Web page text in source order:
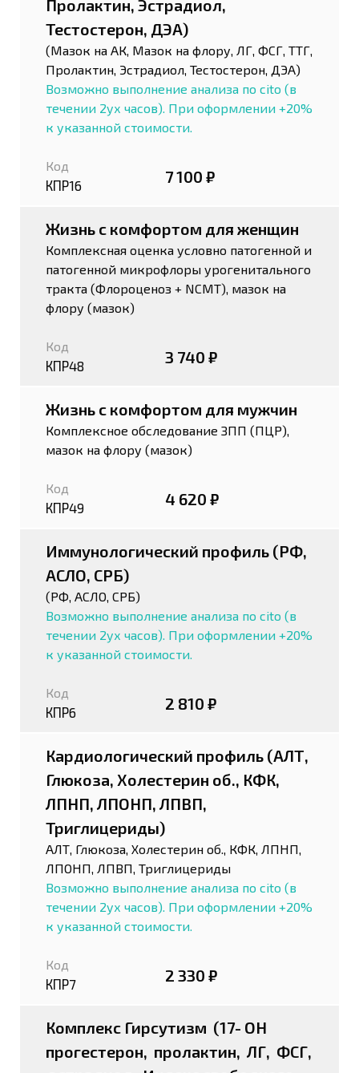
Пролактин, Эстрадиол,
Тестостерон, ДЭА)
(Мазок на АК, Мазок на флору, ЛГ, ФСГ, ТТГ,
Пролактин, Эстрадиол, Тестостерон, ДЭА)
Возможно выполнение анализа по cito (в
течении 2ух часов). При оформлении +20%
к указанной стоимости.
Код
КПР16 7 100 ₽
Жизнь с комфортом для женщин
Комплексная оценка условно патогенной и
патогенной микрофлоры урогенитального
тракта (Флороценоз + NCMT), мазок на
флору (мазок)
Код
КПР48 3 740 ₽
Жизнь с комфортом для мужчин
Комплексное обследование ЗПП (ПЦР),
мазок на флору (мазок)
Код
КПР49 4 620 ₽
Иммунологический профиль (РФ,
АСЛО, СРБ)
(РФ, АСЛО, СРБ)
Возможно выполнение анализа по cito (в
течении 2ух часов). При оформлении +20%
к указанной стоимости.
Код
КПР6 2 810 ₽
Кардиологический профиль (АЛТ,
Глюкоза, Холестерин об., КФК,
ЛПНП, ЛПОНП, ЛПВП,
Триглицериды)
АЛТ, Глюкоза, Холестерин об., КФК, ЛПНП,
ЛПОНП, ЛПВП, Триглицериды
Возможно выполнение анализа по cito (в
течении 2ух часов). При оформлении +20%
к указанной стоимости.
Код
КПР7 2 330 ₽
Комплекс Гирсутизм (17- ОН
прогестерон, пролактин, ЛГ, ФСГ,